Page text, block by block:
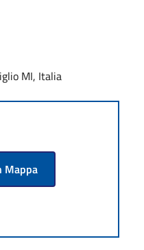
MI, Italia
Mappa